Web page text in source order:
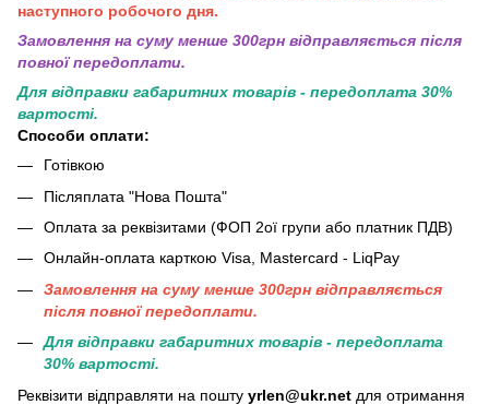
наступного робочого дня.
Замовлення на суму менше 300грн вiдправляється пiсля
повної передоплати.
Для відправки габаритних товарів - передоплата 30%
вартості.
Способи оплати:
Готівкою
Післяплата "Нова Пошта"
Оплата за реквізитами (ФОП 2ої групи або платник ПДВ)
Онлайн-оплата карткою Visa, Mastercard - LiqPay
Замовлення на суму менше 300грн вiдправляється
пiсля повної передоплати.
Для відправки габаритних товарів - передоплата
30% вартості.
Реквізити відправляти на пошту yrlen@ukr.net для отримання